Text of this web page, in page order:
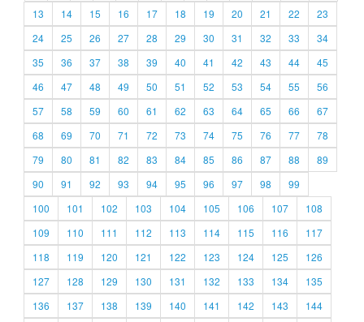
13
14 15 16 17 18 19 20 21 22
23
24
25 26 27 28 29 30 31 32 33
34
35
36 37 38 39 40 41 42 43 44
45
46
47 48 49 50 51 52 53 54 55
56
57
58 59 60 61 62 63 64 65 66
67
68
69 70 71 72 73 74 75 76 77
78
79
80 81 82 83 84 85 86 87 88
89
90
91 92 93 94 95 96 97 98
99
100
101 102 103 104 105 106 107
108
109
110 111 112 113 114 115 116
117
118
119 120 121 122 123 124 125
126
127
128 129 130 131 132 133 134
135
136
137 138 139 140 141 142 143
144